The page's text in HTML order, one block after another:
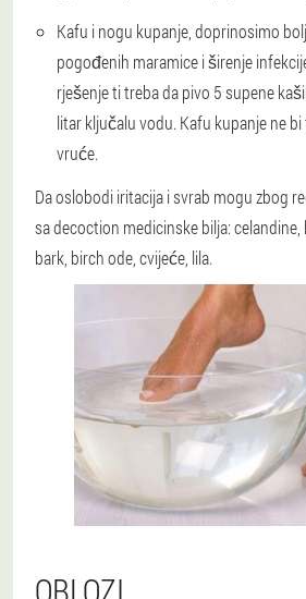
Kafu i nogu kupanje, doprinosimo
pogođenih maramice i širenje
rješenje ti treba da pivo 5 supene
litar ključalu vodu. Kafu kupanje ne
vruće.
Da oslobodi iritacija i svrab mogu zbog
sa decoction medicinske bilja: celandine,
bark, birch ode, cvijeće, lila.